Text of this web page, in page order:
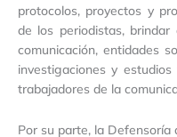
protocolos, proyectos y
de los periodistas,
comunicación, entidades
investigaciones y
trabajadores de la
Por su parte, la